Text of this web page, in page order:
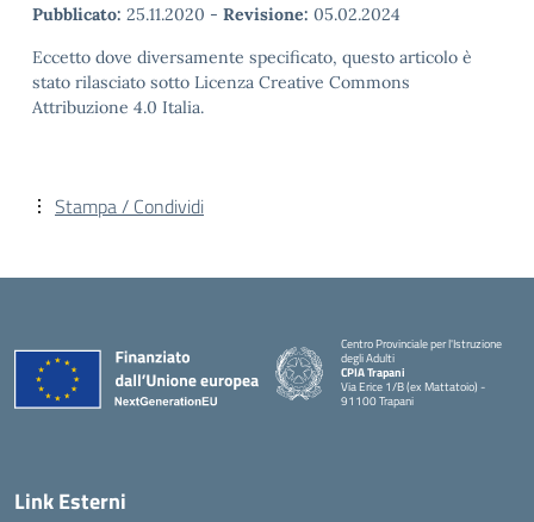
Pubblicato: 25.11.2020 - Revisione: 05.02.2024
Eccetto dove diversamente specificato, questo articolo è
stato rilasciato sotto Licenza Creative Commons
Attribuzione 4.0 Italia.
Stampa / Condividi
Centro Provinciale per l'Istruzione
degli Adulti
CPIA Trapani
Via Erice 1/B (ex Mattatoio) -
91100 Trapani
Link Esterni